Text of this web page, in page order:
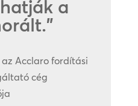
a
az Acclaro fordítási
cég